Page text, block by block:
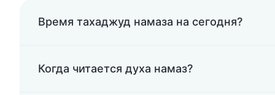
Время тахаджуд намаза на сегодня?
Когда читается духа намаз?